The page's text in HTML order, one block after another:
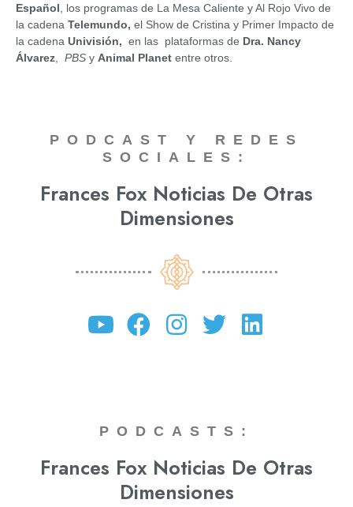
Español , los programas de La Mesa Caliente y Al Rojo Vivo de
la cadena Telemundo, el Show de Cristina y Primer Impacto de
la cadena Univisión, en las plataformas de Dra. Nancy
Álvarez
PBS y Animal Planet entre otros.
PODCAST Y REDES
SOCIALES:
Frances Fox Noticias De Otras
Dimensiones
PODCASTS:
Frances Fox Noticias De Otras
Dimensiones